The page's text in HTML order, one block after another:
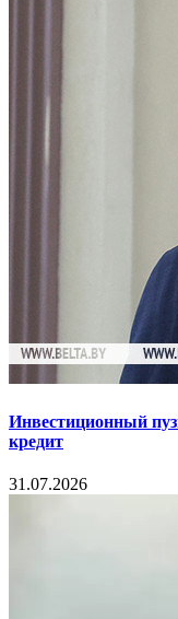
Инвестиционный
кредит
31.07.2026